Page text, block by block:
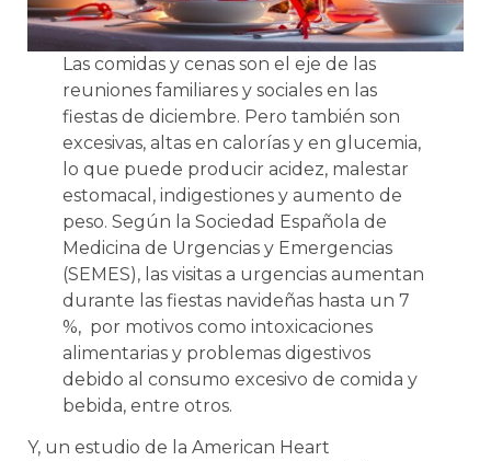
Las comidas y cenas son el eje de las
reuniones familiares y sociales en las
fiestas de diciembre. Pero también son
excesivas, altas en calorías y en glucemia,
lo que puede producir acidez, malestar
estomacal, indigestiones y aumento de
peso. Según la Sociedad Española de
Medicina de Urgencias y Emergencias
(SEMES), las visitas a urgencias aumentan
durante las fiestas navideñas hasta un 7
%, por motivos como intoxicaciones
alimentarias y problemas digestivos
debido al consumo excesivo de comida y
bebida, entre otros.
Y, un estudio de la American Heart